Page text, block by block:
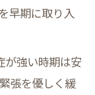
早期に取り入
が強い時期は安
張を優しく緩